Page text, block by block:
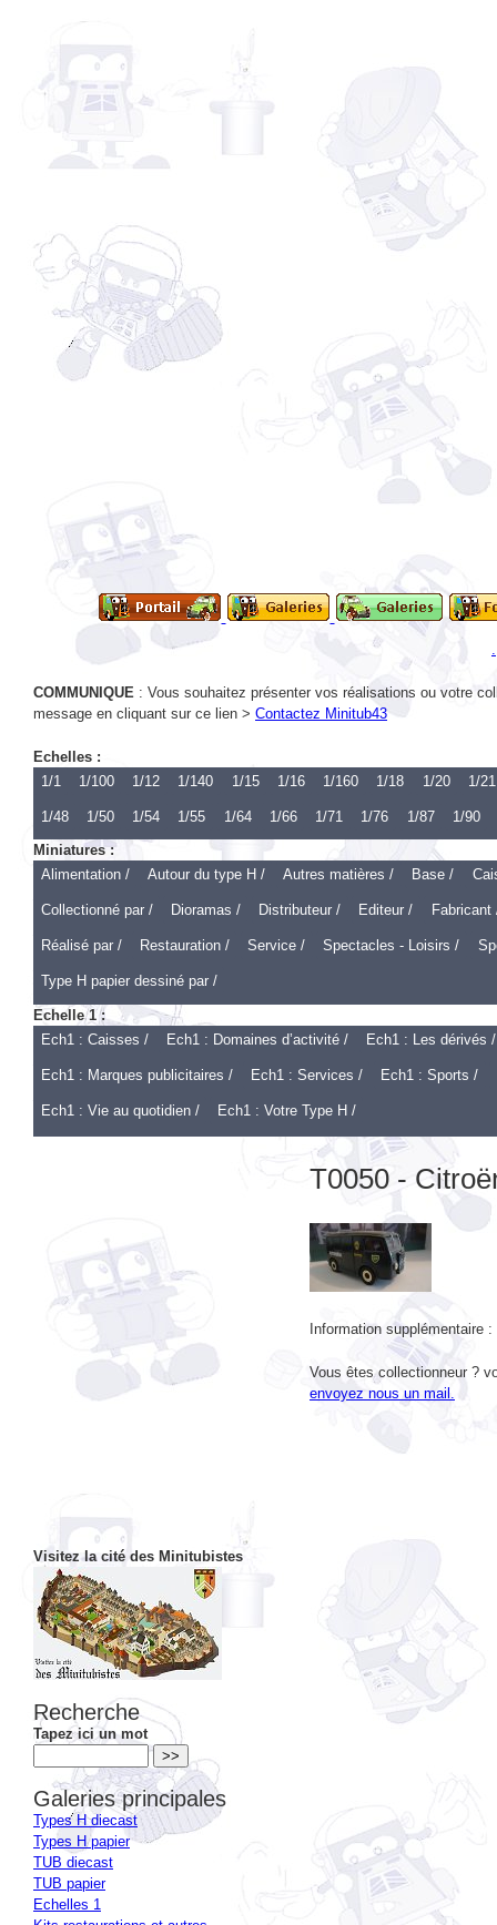
COMMUNIQUE
: Vous souhaitez présenter vos réalisations ou votre
Contactez Minitub43
Echelles :
1/1
1/48 1/50 1/54 1/55 1/64 1/66 1/71 1/76 1/87
1/90
Miniatures :
Alimentation /
Autour du type H / Autres matières / Base /
Collectionné par / Dioramas / Distributeur / Editeur / Fabricant
Réalisé par / Restauration / Service / Spectacles - Loisirs /
Type H papier dessiné par /
Echelle 1 :
Ech1 : Caisses /
Ech1 : Domaines d’activité / Ech1 : Les dérivés /
Ech1 : Marques publicitaires / Ech1 : Services / Ech1 : Sports /
Ech1 : Vie au quotidien / Ech1 : Votre Type H /
T0050 -
Information supplémentaire :
Vous êtes collectionneur ?
envoyez nous un mail.
Visitez la cité des Minitubistes
Recherche
Tapez ici un mot
Galeries principales
Types H diecast
Types H papier
TUB diecast
TUB papier
Echelles 1
Kits restaurations et autres
transformations